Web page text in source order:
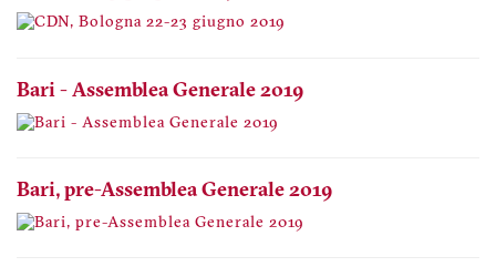
Bari - Assemblea Generale 2019
Bari, pre-Assemblea Generale 2019